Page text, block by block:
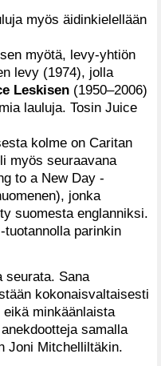
myös äidinkielellään
myötä, levy-yhtiön
levy (1974), jolla
Leskisen (1950–2006)
lauluja. Tosin Juice
kolme on Caritan
myös seuraavana
to a New Day -
jonka
suomesta englanniksi.
parinkin
seurata. Sana
kokonaisvaltaisesti
minkäänlaista
samalla
Joni Mitchelliltäkin.